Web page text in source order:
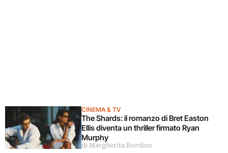
CINEMA & TV
The Shards: il romanzo di Bret Easton
Ellis diventa un thriller firmato Ryan
Murphy
di Margherita Bordino